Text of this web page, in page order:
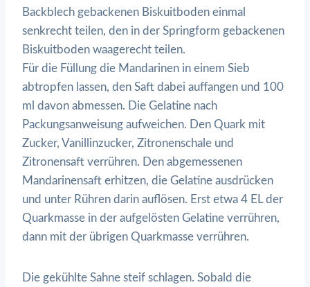
Backblech gebackenen Biskuitboden einmal
senkrecht teilen, den in der Springform gebackenen
Biskuitboden waagerecht teilen.
Für die Füllung die Mandarinen in einem Sieb
abtropfen lassen, den Saft dabei auffangen und 100
ml davon abmessen. Die Gelatine nach
Packungsanweisung aufweichen. Den Quark mit
Zucker, Vanillinzucker, Zitronenschale und
Zitronensaft verrühren. Den abgemessenen
Mandarinensaft erhitzen, die Gelatine ausdrücken
und unter Rühren darin auflösen. Erst etwa 4 EL der
Quarkmasse in der aufgelösten Gelatine verrühren,
dann mit der übrigen Quarkmasse verrühren.
Die gekühlte Sahne steif schlagen. Sobald die